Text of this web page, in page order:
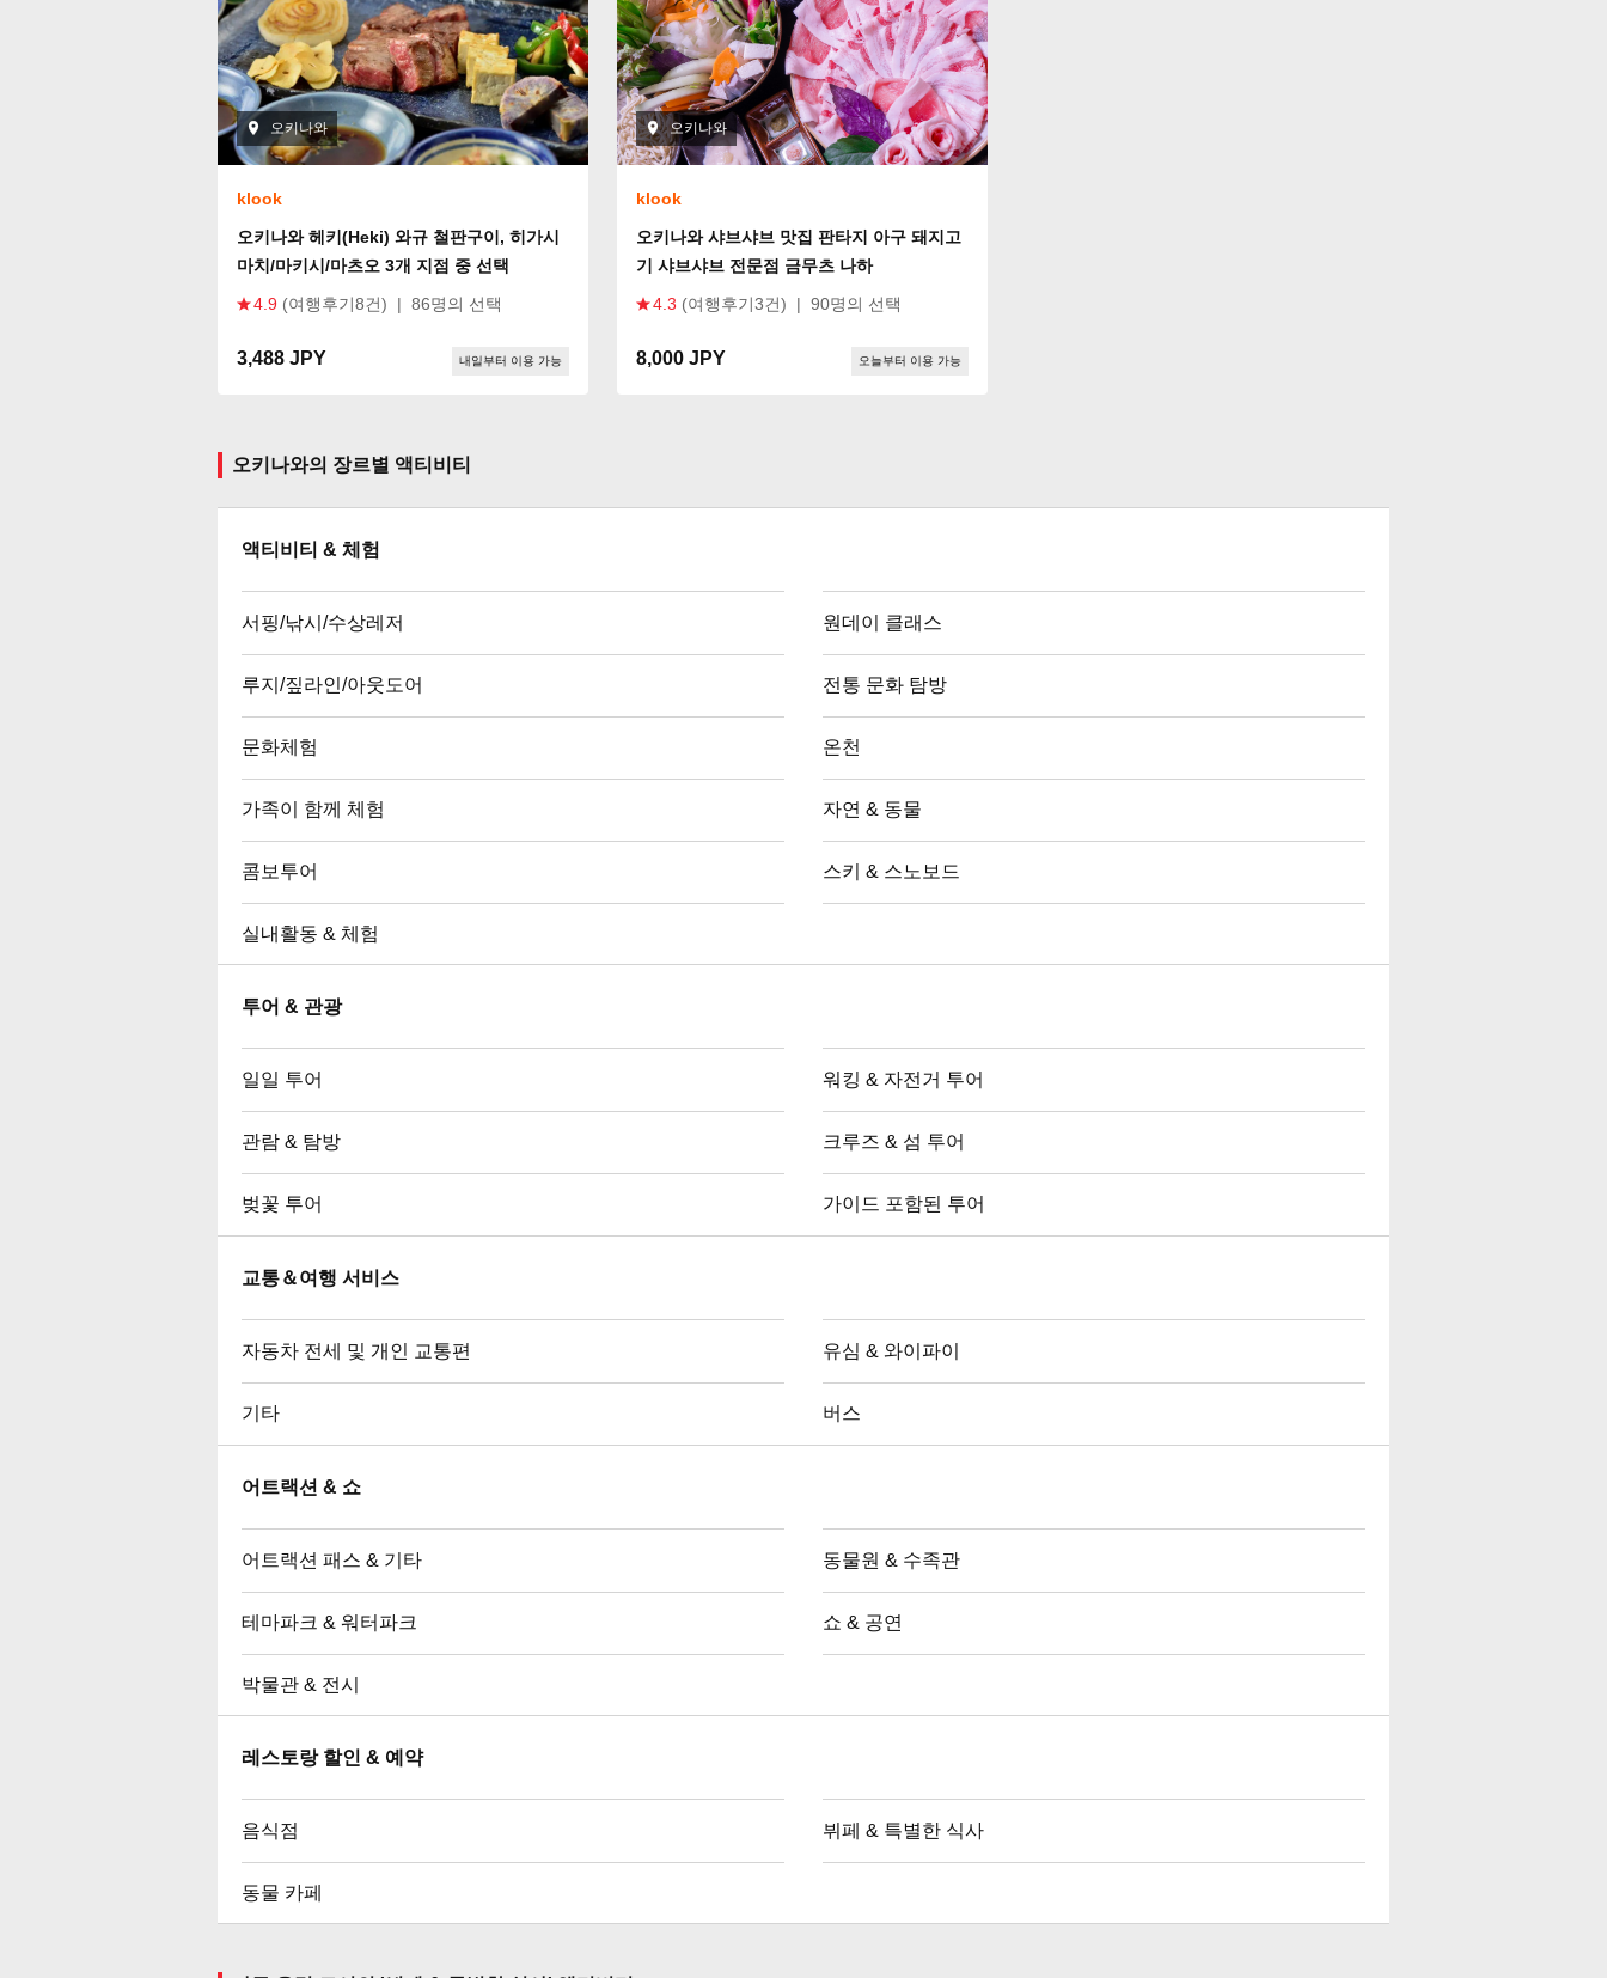
오키나와
klook
오키나와 헤키(Heki) 와규 철판구이, 히가시
마치/마키시/마츠오 3개 지점 중 선택
4.9 (여행후기8건) | 86명의 선택
3,488 JPY 내일부터 이용 가능
오키나와
klook
오키나와 샤브샤브 맛집 판타지 아구 돼지고
기 샤브샤브 전문점 금무츠 나하
4.3 (여행후기3건) | 90명의 선택
8,000 JPY 오늘부터 이용 가능
오키나와의 장르별 액티비티
액티비티 & 체험
서핑/낚시/수상레저 원데이 클래스
루지/짚라인/아웃도어 전통 문화 탐방
문화체험 온천
가족이 함께 체험 자연 & 동물
콤보투어 스키 & 스노보드
실내활동 & 체험
투어 & 관광
일일 투어 워킹 & 자전거 투어
관람 & 탐방 크루즈 & 섬 투어
벚꽃 투어 가이드 포함된 투어
교통＆여행 서비스
자동차 전세 및 개인 교통편 유심 & 와이파이
기타 버스
어트랙션 & 쇼
어트랙션 패스 & 기타 동물원 & 수족관
테마파크 & 워터파크 쇼 & 공연
박물관 & 전시
레스토랑 할인 & 예약
음식점 뷔페 & 특별한 식사
동물 카페